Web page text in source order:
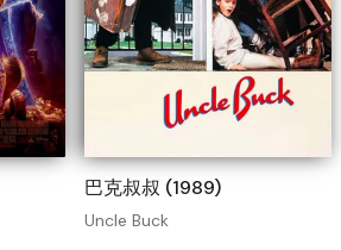
巴克叔叔 (1989)
Uncle Buck